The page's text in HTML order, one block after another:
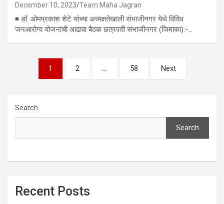
December 10, 2023 Team Maha Jagran
◾ डॉ. ओमप्रकाश शेटे यांच्या अध्यक्षतेखाली संभाजीनगर येथे विविध
जनआरोग्य योजनांची आढावा बैठक छत्रपती संभाजीनगर (जिमाका):-…
pagination
1 2 … 58 Next
Search
Search
Recent Posts